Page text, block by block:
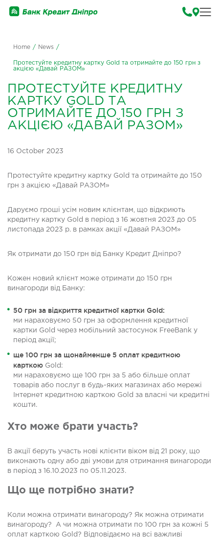
Home / News /
Протестуйте кредитну картку Gold та отримайте до 150 грн з
акцією «Давай РАЗОМ»
ПРОТЕСТУЙТЕ КРЕДИТНУ
КАРТКУ GOLD ТА
ОТРИМАЙТЕ ДО 150 ГРН З
АКЦІЄЮ «ДАВАЙ РАЗОМ»
16 October 2023
Протестуйте кредитну картку Gold та отримайте до 150
грн з акцією «Давай РАЗОМ»
Даруємо гроші усім новим клієнтам, що відкриють
кредитну картку Gold в період з 16 жовтня 2023 до 05
листопада 2023 р. в рамках акції «Давай РАЗОМ»
Як отримати до 150 грн від Банку Кредит Дніпро?
Кожен новий клієнт може отримати до 150 грн
винагороди від Банку:
50 грн за відкриття кредитної картки Gold:
ми нараховуємо 50 грн за оформлення кредитної
картки Gold через мобільний застосунок FreeBank у
період акції;
ще 100 грн за щонайменше 5 оплат кредитною
карткою Gold:
ми нараховуємо ще 100 грн за 5 або більше оплат
товарів або послуг в будь-яких магазинах або мережі
Інтернет кредитною карткою Gold за власні чи кредитні
кошти.
Хто може брати участь?
В акції беруть участь нові клієнти віком від 21 року, що
виконають одну або дві умови для отримання винагороди
в період з 16.10.2023 по 05.11.2023.
Що ще потрібно знати?
Коли можна отримати винагороду? Як можна отримати
винагороду? А чи можна отримати по 100 грн за кожні 5
оплат карткою Gold? Відповідаємо на всі важливі